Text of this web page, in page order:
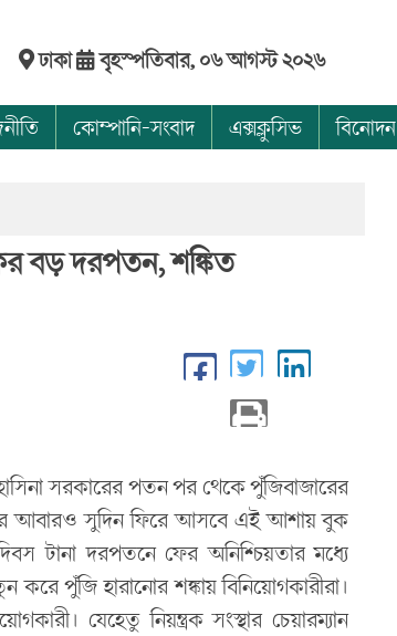
ঢাকা বৃহস্পতিবার, ০৬ আগস্ট ২০২৬
কোম্পানি-সংবাদ এক্সক্লুসিভ বিনোদন
বড় দরপতন, শঙ্কিত
সরকারের পতন পর থেকে পুঁজিবাজারের
আবারও সুদিন ফিরে আসবে এই আশায় বুক
টানা দরপতনে ফের অনিশ্চিয়তার মধ্যে
করে পুঁজি হারানোর শঙ্কায় বিনিয়োগকারীরা।
যেহেতু নিয়ন্ত্রক সংস্থার চেয়ারম্যান